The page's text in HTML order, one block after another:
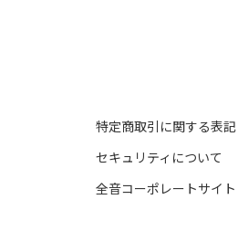
特定商取引に関する表記
セキュリティについて
全音コーポレートサイト